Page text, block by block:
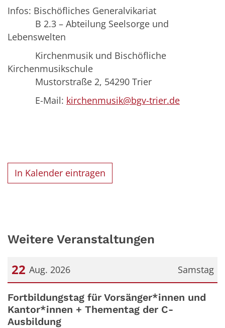
Infos: Bischöfliches Generalvikariat
B 2.3 – Abteilung Seelsorge und
Lebenswelten
Kirchenmusik und Bischöfliche
Kirchenmusikschule
Mustorstraße 2, 54290 Trier
E-Mail: kirchenmusik@bgv-trier.de
In Kalender eintragen
Weitere Veranstaltungen
Samstag
22 Aug. 2026
Datum: 22. August 2026
Fortbildungstag für Vorsänger*innen und
Kantor*innen + Thementag der C-
Ausbildung